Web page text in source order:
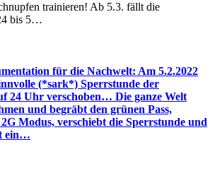
trainieren! Ab 5.3. fällt die
bis 5…
für die Nachwelt: Am 5.2.2022
(*sark*) Sperrstunde der
24 Uhr verschoben… Die ganze Welt
und begräbt den grünen Pass,
Modus, verschiebt die Sperrstunde und
ein…